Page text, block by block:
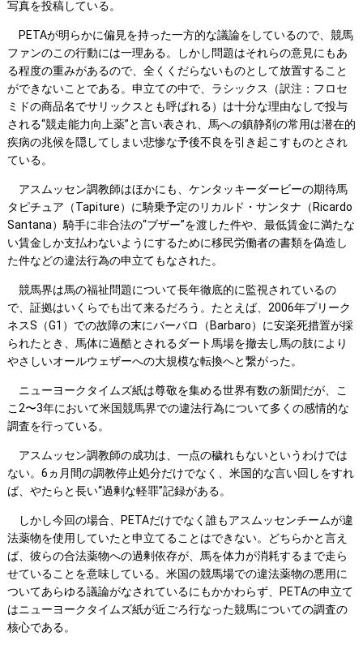
写真を投稿している。
PETAが明らかに偏見を持った一方的な議論をしているので、競馬
ファンのこの行動には一理ある。しかし問題はそれらの意見にもあ
る程度の重みがあるので、全くくだらないものとして放置すること
ができないことである。申立ての中で、ラシックス（訳注：フロセ
ミドの商品名でサリックスとも呼ばれる）は十分な理由なしで投与
される“競走能力向上薬”と言い表され、馬への鎮静剤の常用は潜在的
疾病の兆候を隠してしまい悲惨な予後不良を引き起こすものとされ
ている。
アスムッセン調教師はほかにも、ケンタッキーダービーの期待馬
タピチュア（Tapiture）に騎乗予定のリカルド・サンタナ（Ricardo
Santana）騎手に非合法の“ブザー”を渡した件や、最低賃金に満たな
い賃金しか支払わないようにするために移民労働者の書類を偽造し
た件などの違法行為の申立てもなされた。
競馬界は馬の福祉問題について長年徹底的に監視されているの
で、証拠はいくらでも出て来るだろう。たとえば、2006年プリーク
ネスS（G1）での故障の末にバーバロ（Barbaro）に安楽死措置が採
られたとき、馬体に過酷とされるダート馬場を撤去し馬の肢により
やさしいオールウェザーへの大規模な転換へと繋がった。
ニューヨークタイムズ紙は尊敬を集める世界有数の新聞だが、こ
こ2〜3年において米国競馬界での違法行為について多くの感情的な
調査を行っている。
アスムッセン調教師の成功は、一点の穢れもないというわけでは
ない。6ヵ月間の調教停止処分だけでなく、米国的な言い回しをすれ
ば、やたらと長い“過剰な軽罪”記録がある。
しかし今回の場合、PETAだけでなく誰もアスムッセンチームが違
法薬物を使用していたと申立てることはできない。どちらかと言え
ば、彼らの合法薬物への過剰依存が、馬を体力が消耗するまで走ら
せていることを意味している。米国の競馬場での違法薬物の悪用に
ついてあらゆる議論がなされているにもかかわらず、PETAの申立て
はニューヨークタイムズ紙が近ごろ行なった競馬についての調査の
核心である。